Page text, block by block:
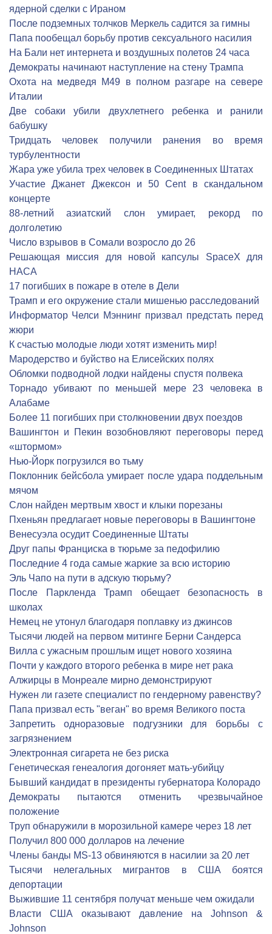
ядерной сделки с Ираном
После подземных толчков Меркель садится за гимны
Папа пообещал борьбу против сексуального насилия
На Бали нет интернета и воздушных полетов 24 часа
Демократы начинают наступление на стену Трампа
Охота на медведя М49 в полном разгаре на севере
Италии
Две собаки убили двухлетнего ребенка и ранили
бабушку
Тридцать человек получили ранения во время
турбулентности
Жара уже убила трех человек в Соединенных Штатах
Участие Джанет Джексон и 50 Cent в скандальном
концерте
88-летний азиатский слон умирает, рекорд по
долголетию
Число взрывов в Сомали возросло до 26
Решающая миссия для новой капсулы SpaceX для
НАСА
17 погибших в пожаре в отеле в Дели
Трамп и его окружение стали мишенью расследований
Информатор Челси Мэннинг призвал предстать перед
жюри
К счастью молодые люди хотят изменить мир!
Мародерство и буйство на Елисейских полях
Обломки подводной лодки найдены спустя полвека
Торнадо убивают по меньшей мере 23 человека в
Алабаме
Более 11 погибших при столкновении двух поездов
Вашингтон и Пекин возобновляют переговоры перед
«штормом»
Нью-Йорк погрузился во тьму
Поклонник бейсбола умирает после удара поддельным
мячом
Слон найден мертвым хвост и клыки порезаны
Пхеньян предлагает новые переговоры в Вашингтоне
Венесуэла осудит Соединенные Штаты
Друг папы Франциска в тюрьме за педофилию
Последние 4 года самые жаркие за всю историю
Эль Чапо на пути в адскую тюрьму?
После Паркленда Трамп обещает безопасность в
школах
Немец не утонул благодаря поплавку из джинсов
Тысячи людей на первом митинге Берни Сандерса
Вилла с ужасным прошлым ищет нового хозяина
Почти у каждого второго ребенка в мире нет рака
Алжирцы в Монреале мирно демонстрируют
Нужен ли газете специалист по гендерному равенству?
Папа призвал есть "веган" во время Великого поста
Запретить одноразовые подгузники для борьбы с
загрязнением
Электронная сигарета не без риска
Генетическая генеалогия догоняет мать-убийцу
Бывший кандидат в президенты губернатора Колорадо
Демократы пытаются отменить чрезвычайное
положение
Труп обнаружили в морозильной камере через 18 лет
Получил 800 000 долларов на лечение
Члены банды MS-13 обвиняются в насилии за 20 лет
Тысячи нелегальных мигрантов в США боятся
депортации
Выжившие 11 сентября получат меньше чем ожидали
Власти США оказывают давление на Johnson &
Johnson